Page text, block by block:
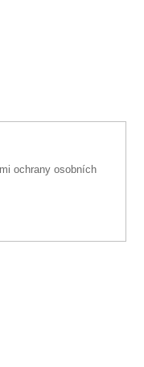
ochrany osobních